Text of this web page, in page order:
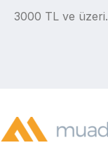
3000 TL ve üzeri.